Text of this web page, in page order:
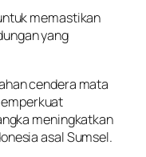
memastikan
yang
cendera mata
meningkatkan
asal Sumsel.